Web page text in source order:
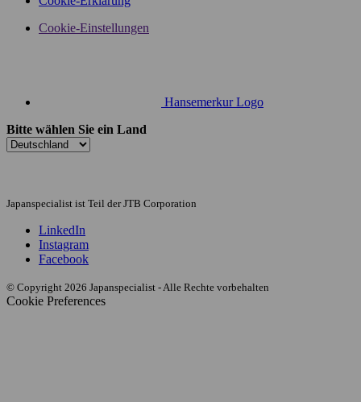
Cookie-Einstellungen
Hansemerkur Logo
Bitte wählen Sie ein Land
Japanspecialist ist Teil der JTB Corporation
LinkedIn
Instagram
Facebook
© Copyright 2026 Japanspecialist - Alle Rechte vorbehalten
Cookie Preferences